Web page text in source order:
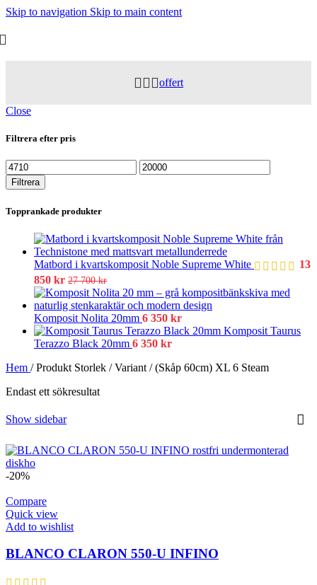
Skip to navigation Skip to main content
offert
Close
Filtrera efter pris
Min
pris
Max
pris
Filtrera
Topprankade produkter
Matbord i kvartskomposit Noble Supreme White
Det
13
850 krDet
nuvarande
priset
är:
13
850 kr.
27 700kr
Komposit Nolita 20mm 6 350 kr
Komposit Taurus
Terazzo Black 20mm 6 350 kr
Hem / Produkt Storlek / Variant / (Skåp 60cm) XL 6 Steam
Endast ett sökresultat
Show sidebar
-20%
Compare
Quick view
Add to wishlist
BLANCO CLARON 550-U INFINO